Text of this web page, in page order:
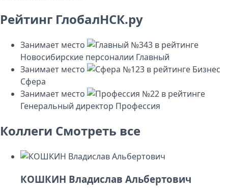
Рейтинг ГлобалНСК.ру
Занимает место №343 в рейтинге
Новосибирские персоналии Главный
Занимает место
№123 в рейтинге Бизнес
Сфера
Занимает место
№22 в рейтинге
Генеральный директор Профессия
Коллеги Смотреть все
КОШКИН Владислав Альбертович